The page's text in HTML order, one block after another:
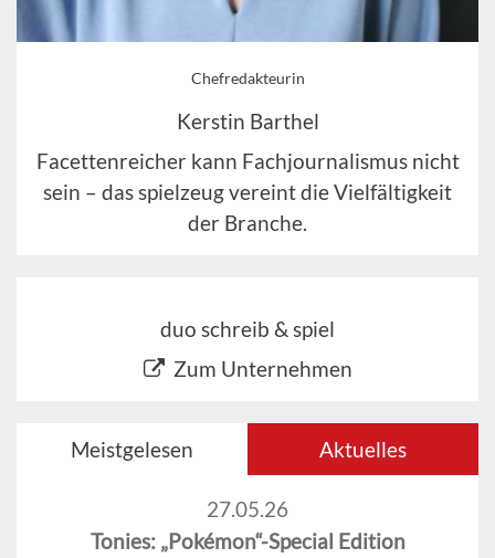
Chefredakteurin
Kerstin Barthel
Facettenreicher kann Fachjournalismus nicht
sein – das spielzeug vereint die Vielfältigkeit
der Branche.
duo schreib & spiel
Zum Unternehmen
Meistgelesen Aktuelles
27.05.26
Tonies: „Pokémon“-Special Edition